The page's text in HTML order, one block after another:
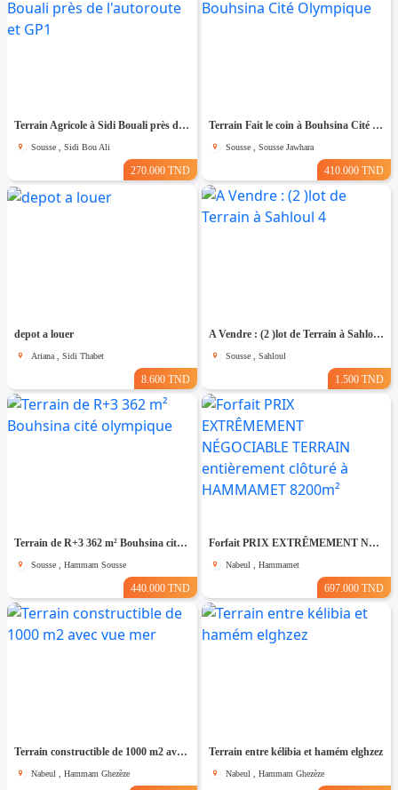
Terrain Agricole à Sidi Bouali près de l'autoroute et GP1
Sousse , Sidi Bou Ali
270.000 TND
Terrain Fait le coin à Bouhsina Cité Olympique
Sousse , Sousse Jawhara
410.000 TND
depot a louer
Ariana , Sidi Thabet
8.600 TND
A Vendre : (2 )lot de Terrain à Sahloul 4
Sousse , Sahloul
1.500 TND
Terrain de R+3 362 m² Bouhsina cité olympique
Sousse , Hammam Sousse
440.000 TND
Forfait PRIX EXTRÊMEMENT NÉGOCIABLE TERRAIN entièrement clôturé à HAMMAMET 8200m²
Nabeul , Hammamet
697.000 TND
Terrain constructible de 1000 m2 avec vue mer
Nabeul , Hammam Ghezèze
Terrain entre kélibia et hamém elghzez
Nabeul , Hammam Ghezèze